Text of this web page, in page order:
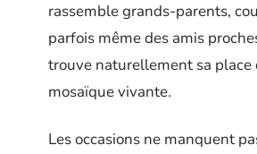
rassemble grands-parents,
parfois même des amis
trouve naturellement sa place
mosaïque vivante.
Les occasions ne manquent